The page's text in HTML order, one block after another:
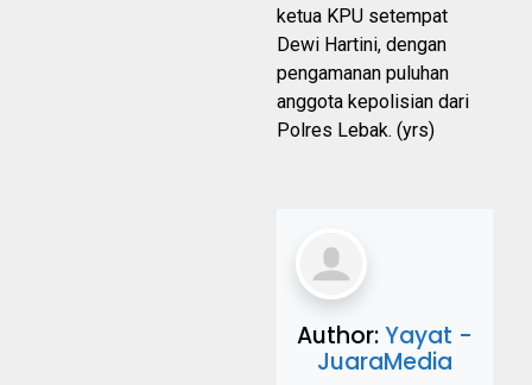
ketua KPU setempat
Dewi Hartini, dengan
pengamanan puluhan
anggota kepolisian dari
Polres Lebak. (yrs)
Author:Yayat -
JuaraMedia